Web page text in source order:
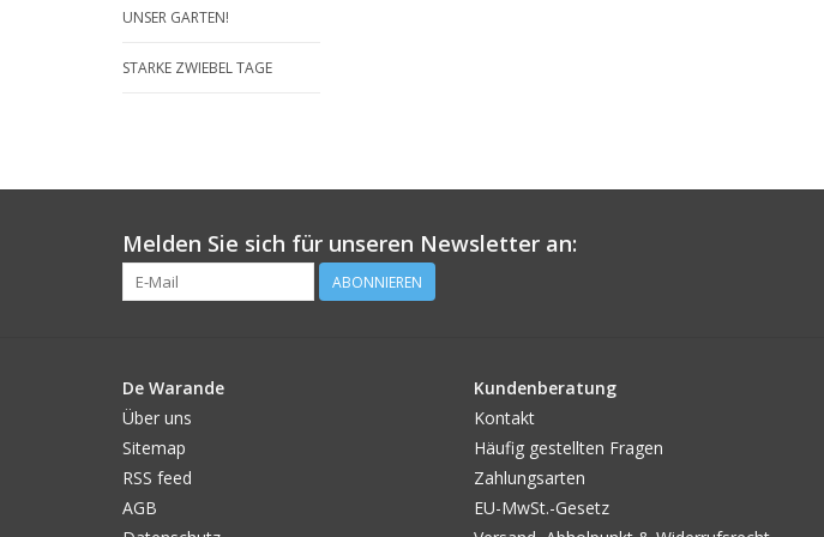
UNSER GARTEN!
STARKE ZWIEBEL TAGE
Melden Sie sich für unseren Newsletter an:
ABONNIEREN
De Warande
Über uns
Sitemap
RSS feed
AGB
Kundenberatung
Kontakt
Häufig gestellten Fragen
Zahlungsarten
EU-MwSt.-Gesetz